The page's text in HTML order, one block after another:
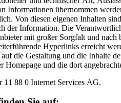
Informationen übernommen
Von diesen eigenen Inhalten
der Information. Die
mit großer Sorgfalt und
Hyperlinks erreicht
die Gestaltung und die Inhalte
Homepage und die dort
11 88 0 Internet Services AG.